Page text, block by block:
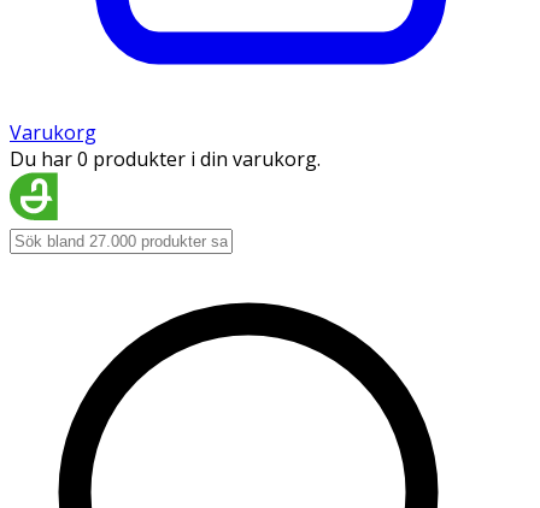
Varukorg
Du har 0 produkter i din varukorg.